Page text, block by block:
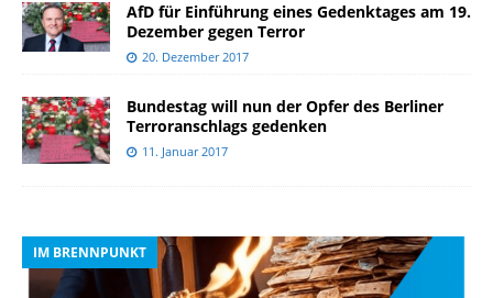
AfD für Einführung eines Gedenktages am 19.
Dezember gegen Terror
20. Dezember 2017
Bundestag will nun der Opfer des Berliner
Terroranschlags gedenken
11. Januar 2017
IM BRENNPUNKT